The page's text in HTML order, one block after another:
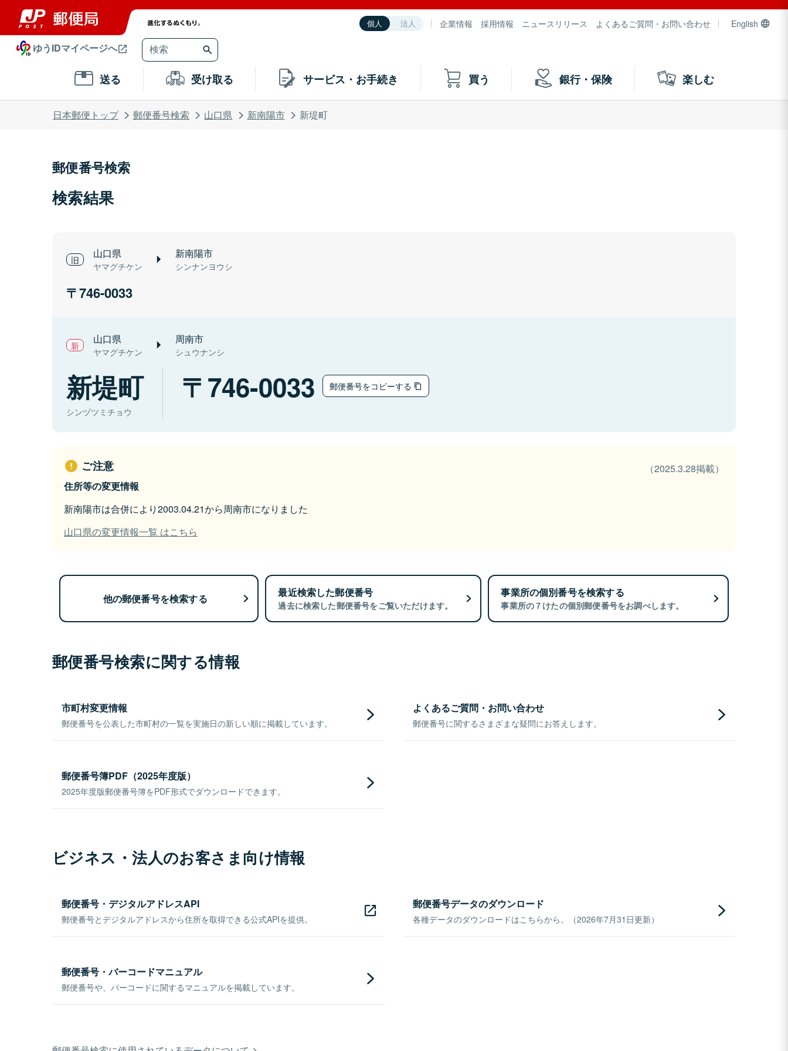
個人 法人 企業情報 採用情報 ニュースリリース よくあるご質問・お問い合わせ English
ゆうIDマイページへ
送る 受け取る サービス・お手続き 買う 銀行・保険 楽しむ
日本郵便トップ 郵便番号検索 山口県 新南陽市 新堤町
郵便番号検索
検索結果
山口県
ヤマグチケン
新南陽市
シンナンヨウシ
746-0033
山口県
ヤマグチケン
周南市
シュウナンシ
新堤町
シンヅツミチョウ
746-0033 郵便番号をコピーする
ご注意
（2025.3.28掲載）
住所等の変更情報
新南陽市は合併により2003.04.21から周南市になりました
山口県の変更情報一覧 はこちら
他の郵便番号を検索する 最近検索した郵便番号
過去に検索した郵便番号をご覧いただけます。
事業所の個別番号を検索する
事業所の７けたの個別郵便番号をお調べします。
郵便番号検索に関する情報
市町村変更情報
郵便番号を公表した市町村の一覧を実施日の新しい順に掲載しています。
よくあるご質問・お問い合わせ
郵便番号に関するさまざまな疑問にお答えします。
郵便番号簿PDF（2025年度版）
2025年度版郵便番号簿をPDF形式でダウンロードできます。
ビジネス・法人のお客さま向け情報
郵便番号・デジタルアドレスAPI
郵便番号とデジタルアドレスから住所を取得できる公式APIを提供。
郵便番号データのダウンロード
各種データのダウンロードはこちらから。（2026年7月31日更新）
郵便番号・バーコードマニュアル
郵便番号や、バーコードに関するマニュアルを掲載しています。